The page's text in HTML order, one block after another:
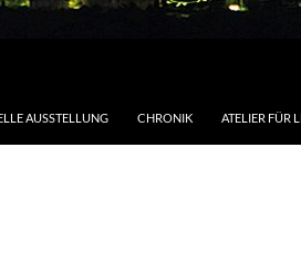
AUSSTELLUNG CHRONIK ATELIER FÜR